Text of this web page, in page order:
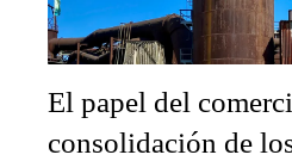
El papel del
consolidación de